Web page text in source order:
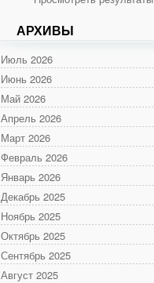
АРХИВЫ
Июль 2026
Июнь 2026
Май 2026
Апрель 2026
Март 2026
Февраль 2026
Январь 2026
Декабрь 2025
Ноябрь 2025
Октябрь 2025
Сентябрь 2025
Август 2025